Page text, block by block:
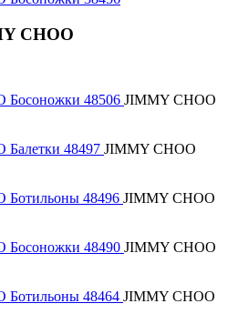
CHOO
JIMMY CHOO
JIMMY CHOO
JIMMY CHOO
JIMMY CHOO
JIMMY CHOO